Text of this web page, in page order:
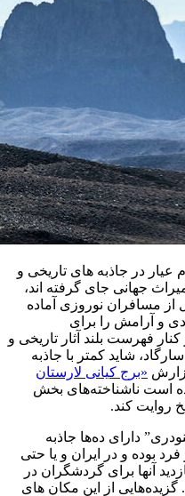
عیار در جاذبه های تاریخی و
جهانی جای گرفته اند،
از مسافران نوروزی آماده
و آرامش را برای
فهرست بلند آثار تاریخی و
شاید کمتر با جاذبه
«برج کیانی لارستان
است ناشناخته‌های بخش
روایت کند.
دارای ده‌ها جاذبه
بوده و در ایران و یا حتی
آنها برای گردشگران در
بود. گزیده‌هایی از این مکان های